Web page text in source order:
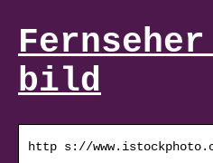
bild
http s://